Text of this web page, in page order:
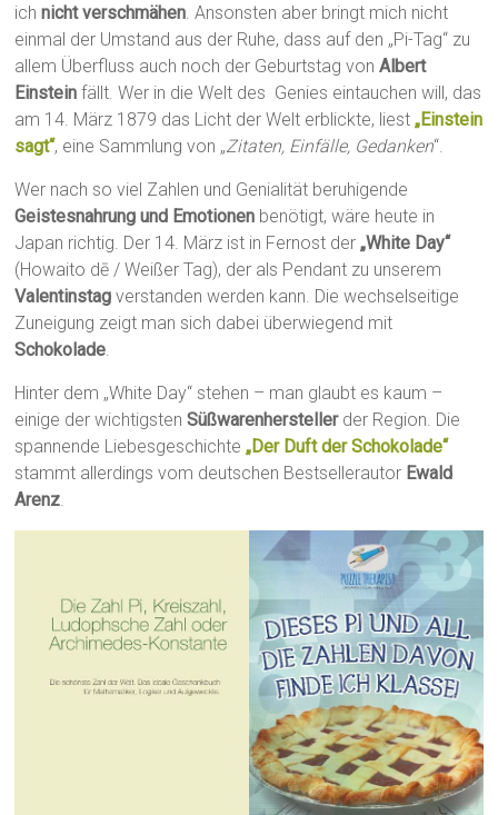
ichnicht verschmähen . Ansonsten aber bringt mich nicht
einmal der Umstand aus der Ruhe, dass auf den „Pi-Tag“ zu
allem Überfluss auch noch der Geburtstag vonAlbert
Einstein fällt. Wer in die Welt des Genies eintauchen will, das
am 14. März 1879 das Licht der Welt erblickte, liest„Einstein
sagt“, eine Sammlung von „Zitaten, Einfälle, Gedanken“.
Wer nach so viel Zahlen und Genialität beruhigende
Geistesnahrung und Emotionen benötigt, wäre heute in
Japan richtig. Der 14. März ist in Fernost der„White Day“
(Howaito dē / Weißer Tag), der als Pendant zu unserem
Valentinstag verstanden werden kann. Die wechselseitige
Zuneigung zeigt man sich dabei überwiegend mit
Schokolade
Hinter dem „White Day“ stehen – man glaubt es kaum –
einige der wichtigstenSüßwarenherstellerder Region. Die
spannende Liebesgeschichte„Der Duft der Schokolade“
stammt allerdings vom deutschen Bestsellerautor Ewald
Arenz